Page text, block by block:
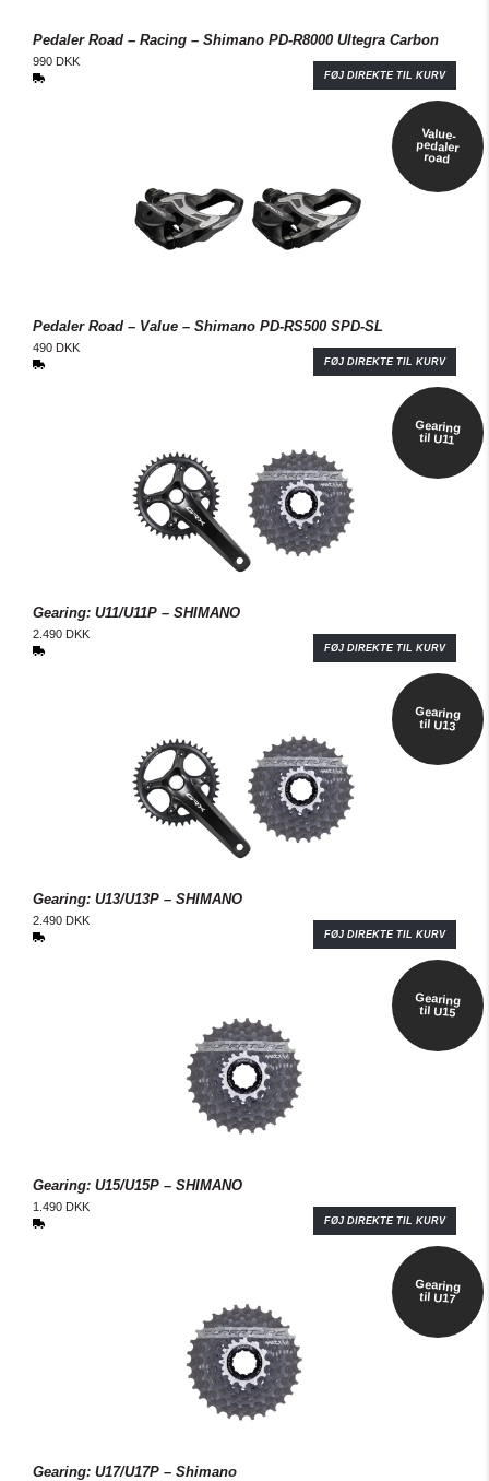
Pedaler Road – Racing – Shimano PD-R8000 Ultegra Carbon
990 DKK
FØJ DIREKTE TIL KURV
Value-
pedaler
road
Pedaler Road – Value – Shimano PD-RS500 SPD-SL
490 DKK
FØJ DIREKTE TIL KURV
Gearing
til U11
Gearing: U11/U11P – SHIMANO
2.490 DKK
FØJ DIREKTE TIL KURV
Gearing
til U13
Gearing: U13/U13P – SHIMANO
2.490 DKK
FØJ DIREKTE TIL KURV
Gearing
til U15
Gearing: U15/U15P – SHIMANO
1.490 DKK
FØJ DIREKTE TIL KURV
Gearing
til U17
Gearing: U17/U17P – Shimano